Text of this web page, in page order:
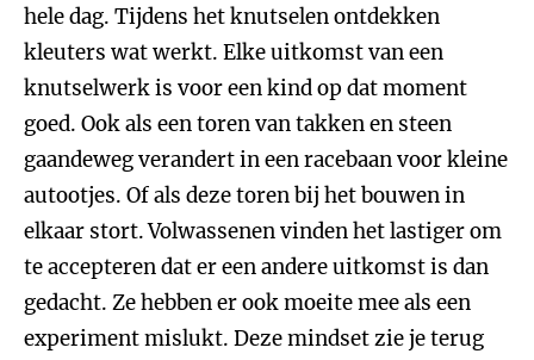
hele dag. Tijdens het knutselen ontdekken
kleuters wat werkt. Elke uitkomst van een
knutselwerk is voor een kind op dat moment
goed. Ook als een toren van takken en steen
gaandeweg verandert in een racebaan voor kleine
autootjes. Of als deze toren bij het bouwen in
elkaar stort.Volwassenen vinden het lastiger om
te accepteren dat er een andere uitkomst is dan
gedacht. Ze hebben er ook moeite mee als een
experiment mislukt. Deze mindset zie je terug